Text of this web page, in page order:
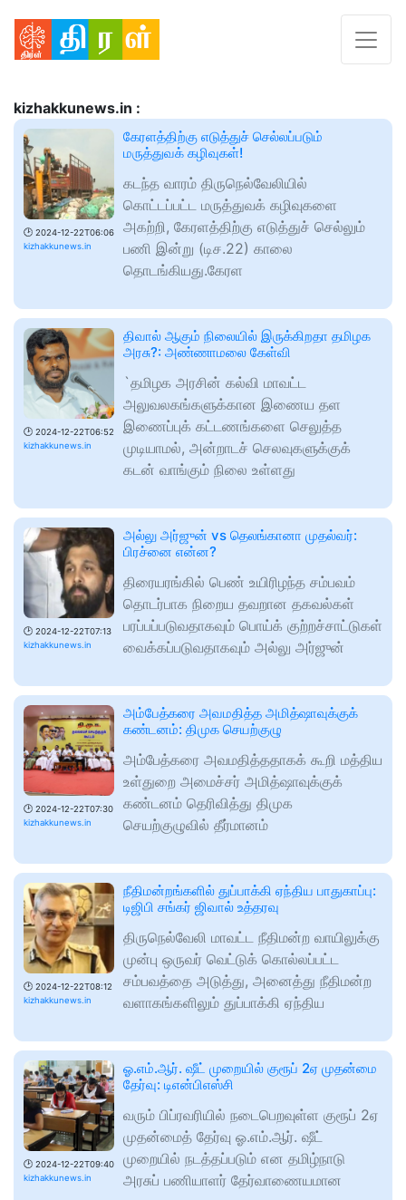
kizhakkunews.in :
🕑 2024-12-22T06:06
kizhakkunews.in
கேரளத்திற்கு எடுத்துச் செல்லப்படும்
மருத்துவக் கழிவுகள்!
கடந்த வாரம் திருநெல்வேலியில்
கொட்டப்பட்ட மருத்துவக் கழிவுகளை
அகற்றி, கேரளத்திற்கு எடுத்துச் செல்லும்
பணி இன்று (டிச.22) காலை
தொடங்கியது.கேரள
🕑 2024-12-22T06:52
kizhakkunews.in
திவால் ஆகும் நிலையில் இருக்கிறதா தமிழக
அரசு?: அண்ணாமலை கேள்வி
`தமிழக அரசின் கல்வி மாவட்ட
அலுவலகங்களுக்கான இணைய தள
இணைப்புக் கட்டணங்களை செலுத்த
முடியாமல், அன்றாடச் செலவுகளுக்குக்
கடன் வாங்கும் நிலை உள்ளது
🕑 2024-12-22T07:13
kizhakkunews.in
அல்லு அர்ஜுன் vs தெலங்கானா முதல்வர்:
பிரச்னை என்ன?
திரையரங்கில் பெண் உயிரிழந்த சம்பவம்
தொடர்பாக நிறைய தவறான தகவல்கள்
பரப்பப்படுவதாகவும் பொய்க் குற்றச்சாட்டுகள்
வைக்கப்படுவதாகவும் அல்லு அர்ஜுன்
🕑 2024-12-22T07:30
kizhakkunews.in
அம்பேத்கரை அவமதித்த அமித்ஷாவுக்குக்
கண்டனம்: திமுக செயற்குழு
அம்பேத்கரை அவமதித்ததாகக் கூறி மத்திய
உள்துறை அமைச்சர் அமித்ஷாவுக்குக்
கண்டனம் தெரிவித்து திமுக
செயற்குழுவில் தீர்மானம்
🕑 2024-12-22T08:12
kizhakkunews.in
நீதிமன்றங்களில் துப்பாக்கி ஏந்திய பாதுகாப்பு:
டிஜிபி சங்கர் ஜிவால் உத்தரவு
திருநெல்வேலி மாவட்ட நீதிமன்ற வாயிலுக்கு
முன்பு ஒருவர் வெட்டுக் கொல்லப்பட்ட
சம்பவத்தை அடுத்து, அனைத்து நீதிமன்ற
வளாகங்களிலும் துப்பாக்கி ஏந்திய
🕑 2024-12-22T09:40
kizhakkunews.in
ஓ.எம்.ஆர். ஷீட் முறையில் குரூப் 2ஏ முதன்மை
தேர்வு: டிஎன்பிஎஸ்சி
வரும் பிப்ரவரியில் நடைபெறவுள்ள குரூப் 2ஏ
முதன்மைத் தேர்வு ஓ.எம்.ஆர். ஷீட்
முறையில் நடத்தப்படும் என தமிழ்நாடு
அரசுப் பணியாளர் தேர்வாணையமான